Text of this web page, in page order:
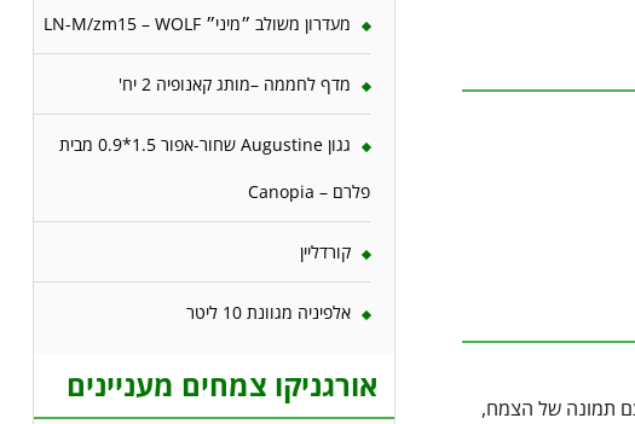
עם תמונה של הצמח,
מעדרון משולב ״מיני״ LN-M/zm15 – WOLF
מדף לחממה –מותג קאנופיה 2 יח'
גגון Augustine שחור-אפור 1.5*0.9 מבית
פלרם – Canopia
קורדליין
אלפיניה מגוונת 10 ליטר
אורגניקו צמחים מעניינים